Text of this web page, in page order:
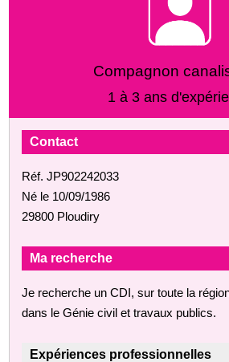
Compagnon
1 à 3 ans
Contact
Réf. JP902242033
Né le 10/09/1986
29800 Ploudiry
Ma recherche
Je recherche un CDI, sur toute la
dans le Génie civil et travaux publics.
Expériences professionnelles